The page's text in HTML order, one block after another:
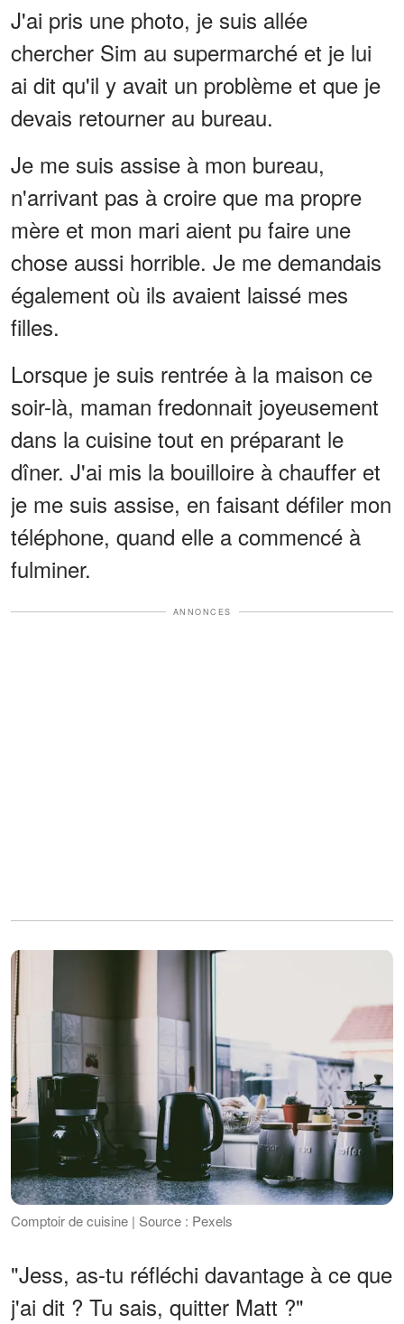
J'ai pris une photo, je suis allée
chercher Sim au supermarché et je lui
ai dit qu'il y avait un problème et que je
devais retourner au bureau.
Je me suis assise à mon bureau,
n'arrivant pas à croire que ma propre
mère et mon mari aient pu faire une
chose aussi horrible. Je me demandais
également où ils avaient laissé mes
filles.
Lorsque je suis rentrée à la maison ce
soir-là, maman fredonnait joyeusement
dans la cuisine tout en préparant le
dîner. J'ai mis la bouilloire à chauffer et
je me suis assise, en faisant défiler mon
téléphone, quand elle a commencé à
fulminer.
ANNONCES
Comptoir de cuisine | Source : Pexels
"Jess, as-tu réfléchi davantage à ce que
j'ai dit ? Tu sais, quitter Matt ?"